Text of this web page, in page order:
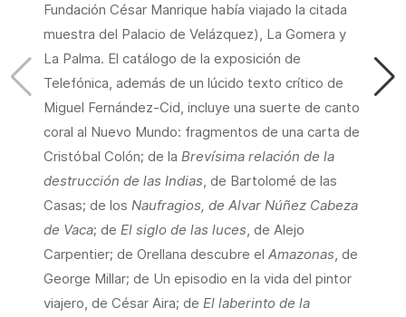
Fundación César Manrique había viajado la citada
muestra del Palacio de Velázquez), La Gomera y
La Palma. El catálogo de la exposición de
Telefónica, además de un lúcido texto crítico de
Miguel Fernández-Cid, incluye una suerte de canto
coral al Nuevo Mundo: fragmentos de una carta de
Cristóbal Colón; de la Brevísima relación de la
destrucción de las Indias, de Bartolomé de las
Casas; de los Naufragios, de Alvar Núñez Cabeza
de Vaca; de El siglo de las luces, de Alejo
Carpentier; de Orellana descubre el Amazonas, de
George Millar; de Un episodio en la vida del pintor
viajero, de César Aira; de El laberinto de la